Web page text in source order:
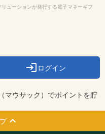
ューションが発行する電子マネーギフ
ログイン
マウサック）でポイントを貯